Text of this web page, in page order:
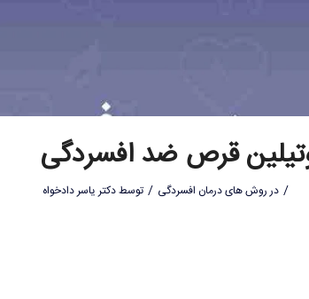
قرص ضد افسردگی
/ در روش های درمان افسردگی / توسطدکتر یاسر دادخواه